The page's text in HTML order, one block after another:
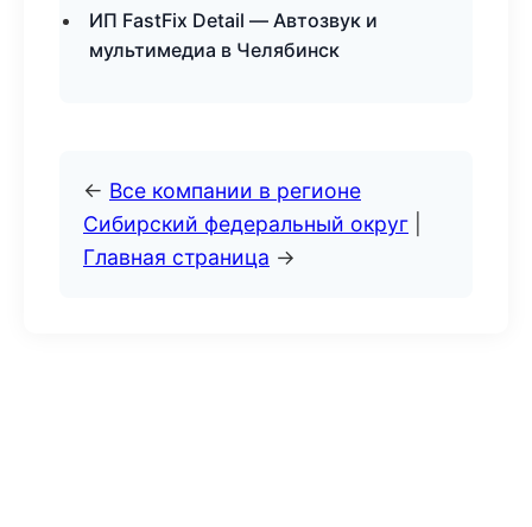
ИП FastFix Detail — Автозвук и
мультимедиа в Челябинск
← Все компании в регионе
Сибирский федеральный округ
Главная страница →